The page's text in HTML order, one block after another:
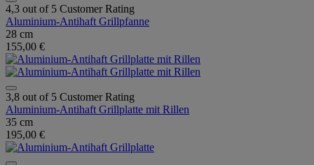
4,3 out of 5 Customer Rating
Aluminium-Antihaft Grillpfanne
28 cm
155,00 €
3,8 out of 5 Customer Rating
Aluminium-Antihaft Grillplatte mit Rillen
35 cm
195,00 €